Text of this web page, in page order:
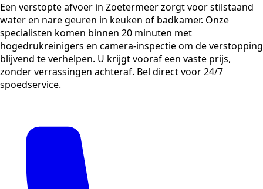
Een verstopte afvoer in Zoetermeer zorgt voor stilstaand
water en nare geuren in keuken of badkamer. Onze
specialisten komen binnen 20 minuten met
hogedrukreinigers en camera-inspectie om de verstopping
blijvend te verhelpen. U krijgt vooraf een vaste prijs,
zonder verrassingen achteraf. Bel direct voor 24/7
spoedservice.